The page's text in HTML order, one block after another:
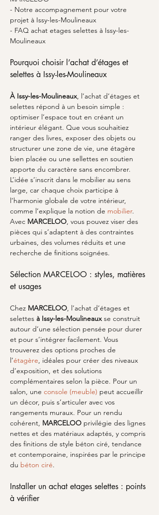
- Notre accompagnement pour votre
projet à Issy-les-Moulineaux
- FAQ achat etages selettes à Issy-les-
Moulineaux
Pourquoi choisir l’achat d’étages et
selettes à Issy-les-Moulineaux
À Issy-les-Moulineaux, l’achat d’étages et
selettes répond à un besoin simple :
optimiser l’espace tout en créant un
intérieur élégant. Que vous souhaitiez
ranger des livres, exposer des objets ou
structurer une zone de vie, une étagère
bien placée ou une sellettes en soutien
apporte du caractère sans encombrer.
L’idée s’inscrit dans le mobilier au sens
large, car chaque choix participe à
l’harmonie globale de votre intérieur,
comme l’explique la notion de mobilier.
Avec MARCELOO, vous pouvez viser des
pièces qui s’adaptent à des contraintes
urbaines, des volumes réduits et une
recherche de finitions soignées.
Sélection MARCELOO : styles, matières
et usages
Chez MARCELOO, l’achat d’étages et
selettes à Issy-les-Moulineaux se construit
autour d’une sélection pensée pour durer
et pour s’intégrer facilement. Vous
trouverez des options proches de
l’étagère, idéales pour créer des niveaux
d’exposition, et des solutions
complémentaires selon la pièce. Pour un
salon, une console (meuble) peut accueillir
un décor, puis s’articuler avec vos
rangements muraux. Pour un rendu
cohérent, MARCELOO privilégie des lignes
nettes et des matériaux adaptés, y compris
des finitions de style béton ciré, tendance
et contemporaine, inspirées par le principe
du béton ciré.
Installer un achat etages selettes : points
à vérifier